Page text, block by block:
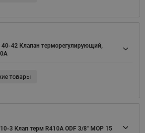
40-42 Клапан терморегулирующий,
товары
3 Клап терм R410A ODF 3/8" MOP 15